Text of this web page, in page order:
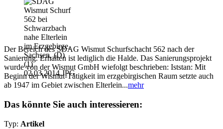
Der Bereich des SDAG Wismut Schurfschacht 562 nach der
Sanierung. Erhalten ist lediglich die Halde. Das Sanierungsprojekt
wurde von der Wismut GmbH wiefolgt beschrieben: Iststan: Mit
Beginn der Wismut-Tätigkeit im erzgebirgischen Raum setzte auch
ab 1947 im Gebiet zwischen Elterlein...mehr
Das könnte Sie auch interessieren:
Typ: Artikel